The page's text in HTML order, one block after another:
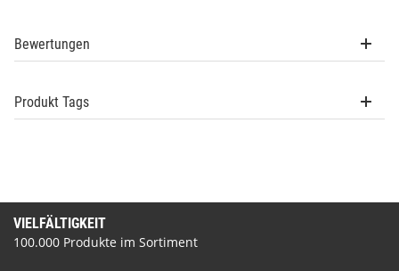
Bewertungen
Produkt Tags
VIELFÄLTIGKEIT
100.000 Produkte im Sortiment